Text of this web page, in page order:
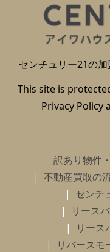
センチュリー21の加
This site is
Privacy Policy
訳あり物件
不動産買取の
センチ
リース
リース
リバースモ